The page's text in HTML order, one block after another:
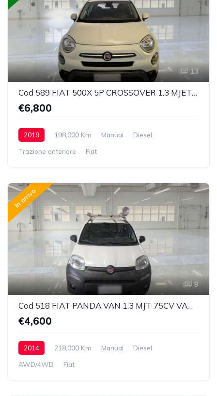
13
Cod 589 FIAT 500X 5P CROSSOVER 1.3 MJET 95CV 4X2 BUSINESS N 1
€6,800
2019 198,000 Km Manual
Diesel
Trazione anteriore
Fiat
In arrivo
9
Cod 518 FIAT PANDA VAN 1.3 MJT 75CV VAN CLIMBING 4X4 2P.POP
€4,600
2014 218,000 Km Manual
Diesel
AWD/4WD
Fiat